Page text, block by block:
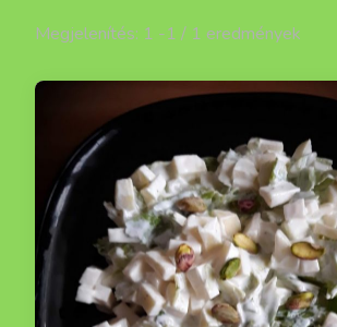
Megjelenítés: 1 -1 / 1 eredmények